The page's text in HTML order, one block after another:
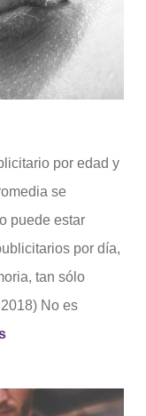
por edad y
se
puede estar
por día,
tan sólo
No es